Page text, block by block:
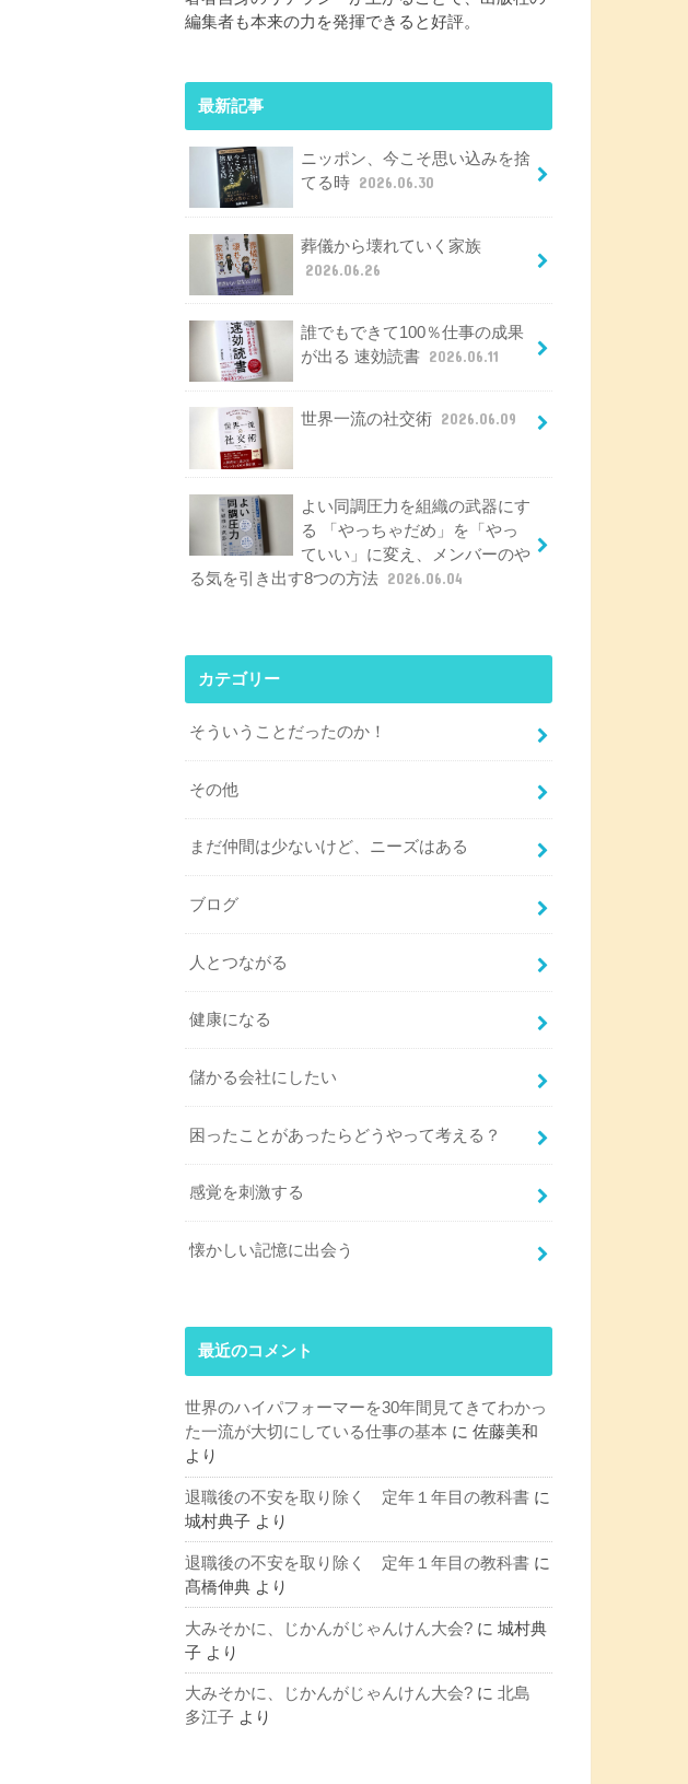
編集者も本来の力を発揮できると好評。
最新記事
ニッポン、今こそ思い込みを捨
てる時 2026.06.30
葬儀から壊れていく家族
2026.06.26
誰でもできて100％仕事の成果
が出る 速効読書 2026.06.11
世界一流の社交術 2026.06.09
よい同調圧力を組織の武器にす
る 「やっちゃだめ」を「やっ
ていい」に変え、メンバーのや
る気を引き出す8つの方法 2026.06.04
カテゴリー
そういうことだったのか！
その他
まだ仲間は少ないけど、ニーズはある
ブログ
人とつながる
健康になる
儲かる会社にしたい
困ったことがあったらどうやって考える？
感覚を刺激する
懐かしい記憶に出会う
最近のコメント
世界のハイパフォーマーを30年間見てきてわかっ
た一流が大切にしている仕事の基本 に 佐藤美和
より
退職後の不安を取り除く 定年１年目の教科書 に
城村典子 より
退職後の不安を取り除く 定年１年目の教科書 に
髙橋伸典 より
大みそかに、じかんがじゃんけん大会? に 城村典
子 より
大みそかに、じかんがじゃんけん大会? に 北島
多江子 より